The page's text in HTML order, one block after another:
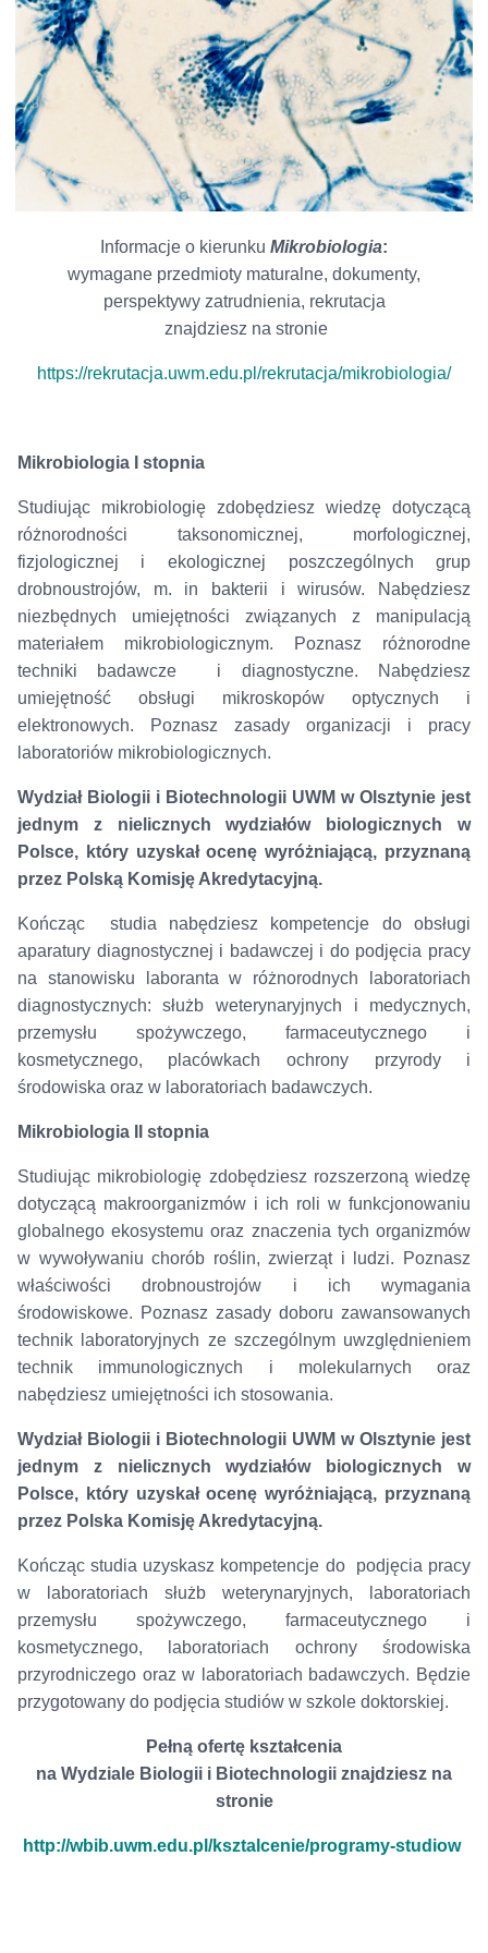
Informacje o kierunku Mikrobiologia:
wymagane przedmioty maturalne, dokumenty,
perspektywy zatrudnienia, rekrutacja
znajdziesz na stronie
https://rekrutacja.uwm.edu.pl/rekrutacja/mikrobiologia/
Mikrobiologia I stopnia
Studiując mikrobiologię zdobędziesz wiedzę dotyczącą
różnorodności taksonomicznej, morfologicznej,
fizjologicznej i ekologicznej poszczególnych grup
drobnoustrojów, m. in bakterii i wirusów. Nabędziesz
niezbędnych umiejętności związanych z manipulacją
materiałem mikrobiologicznym. Poznasz różnorodne
techniki badawcze i diagnostyczne. Nabędziesz
umiejętność obsługi mikroskopów optycznych i
elektronowych. Poznasz zasady organizacji i pracy
laboratoriów mikrobiologicznych.
Wydział Biologii i Biotechnologii UWM w Olsztynie jest
jednym z nielicznych wydziałów biologicznych w
Polsce, który uzyskał ocenę wyróżniającą, przyznaną
przez Polską Komisję Akredytacyjną.
Kończąc studia nabędziesz kompetencje do obsługi
aparatury diagnostycznej i badawczej i do podjęcia pracy
na stanowisku laboranta w różnorodnych laboratoriach
diagnostycznych: służb weterynaryjnych i medycznych,
przemysłu spożywczego, farmaceutycznego i
kosmetycznego, placówkach ochrony przyrody i
środowiska oraz w laboratoriach badawczych.
Mikrobiologia II stopnia
Studiując mikrobiologię zdobędziesz rozszerzoną wiedzę
dotyczącą makroorganizmów i ich roli w funkcjonowaniu
globalnego ekosystemu oraz znaczenia tych organizmów
w wywoływaniu chorób roślin, zwierząt i ludzi. Poznasz
właściwości drobnoustrojów i ich wymagania
środowiskowe. Poznasz zasady doboru zawansowanych
technik laboratoryjnych ze szczególnym uwzględnieniem
technik immunologicznych i molekularnych oraz
nabędziesz umiejętności ich stosowania.
Wydział Biologii i Biotechnologii UWM w Olsztynie jest
jednym z nielicznych wydziałów biologicznych w
Polsce, który uzyskał ocenę wyróżniającą, przyznaną
przez Polska Komisję Akredytacyjną.
Kończąc studia uzyskasz kompetencje do podjęcia pracy
w laboratoriach służb weterynaryjnych, laboratoriach
przemysłu spożywczego, farmaceutycznego i
kosmetycznego, laboratoriach ochrony środowiska
przyrodniczego oraz w laboratoriach badawczych. Będzie
przygotowany do podjęcia studiów w szkole doktorskiej.
Pełną ofertę kształcenia
na Wydziale Biologii i Biotechnologii znajdziesz na
stronie
http://wbib.uwm.edu.pl/ksztalcenie/programy-studiow